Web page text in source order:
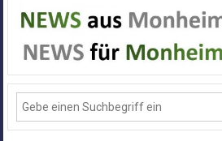
Alle
News
aus
Deiner
Stadt